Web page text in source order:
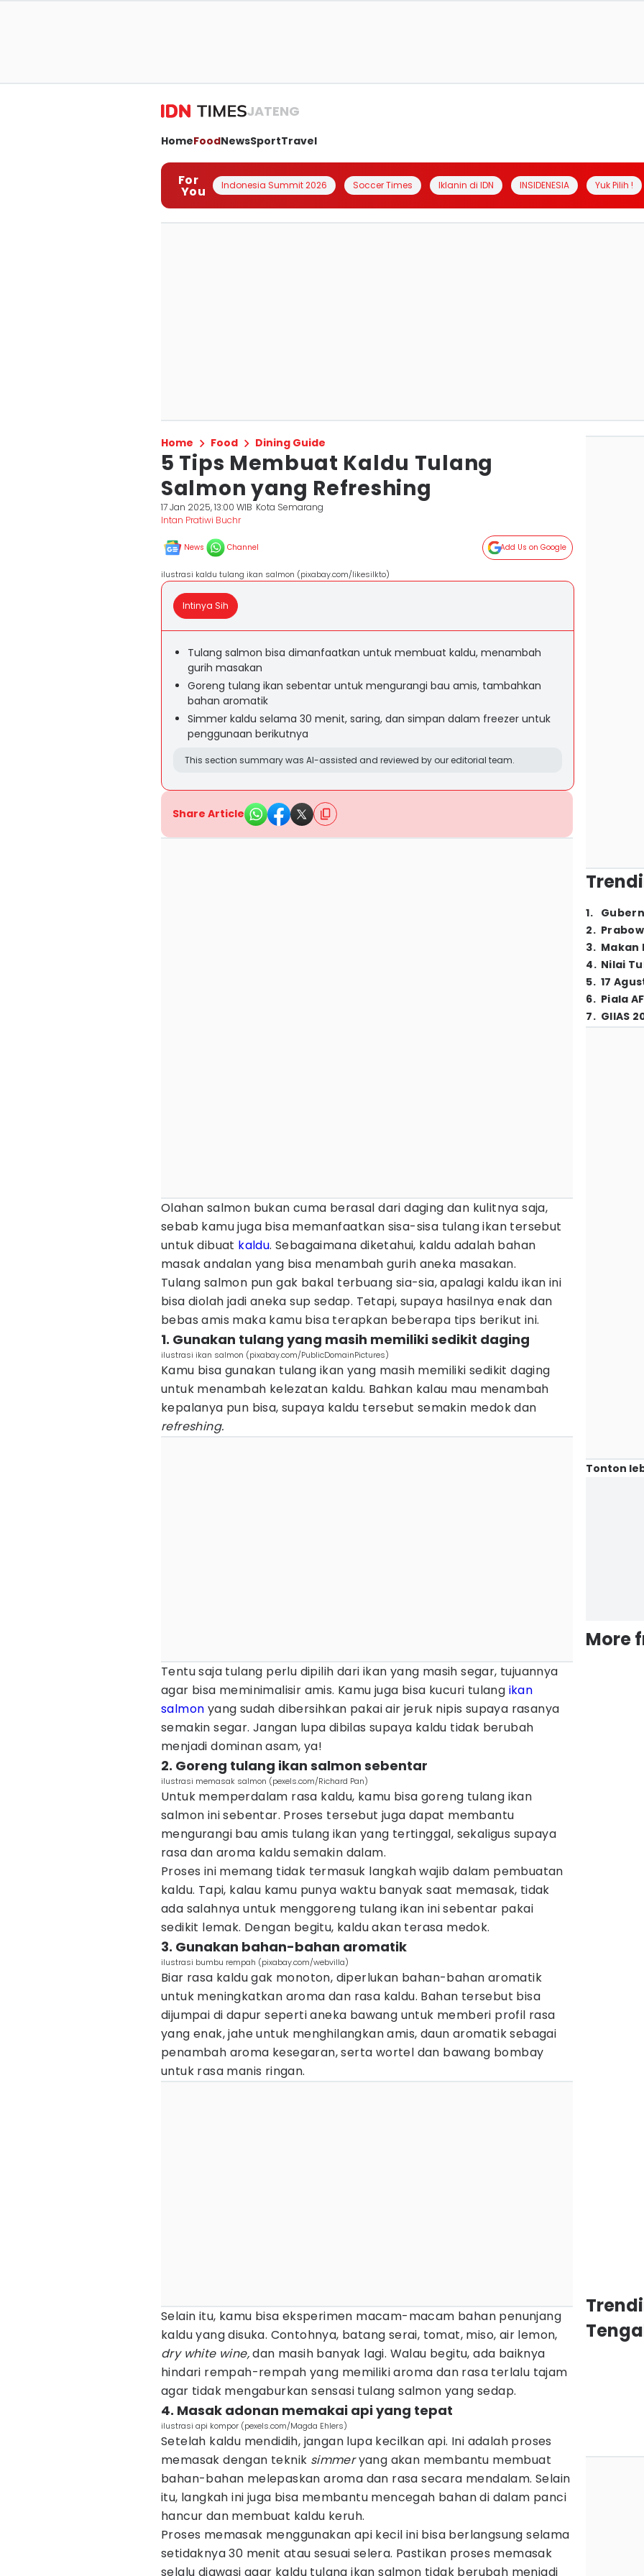
JATENG
HomeFoodNewsSportTravel
For
You Indonesia Summit 2026 Soccer Times Iklanin di IDN INSIDENESIA Yuk Pilih !
Home Food Dining Guide
5 Tips Membuat Kaldu Tulang
Salmon yang Refreshing
17 Jan 2025, 13:00 WIB Kota Semarang
Intan Pratiwi Buchr
News Channel Add Us on Google
ilustrasi kaldu tulang ikan salmon (pixabay.com/likesilkto)
Intinya Sih
Tulang salmon bisa dimanfaatkan untuk membuat kaldu, menambah
gurih masakan
Goreng tulang ikan sebentar untuk mengurangi bau amis, tambahkan
bahan aromatik
Simmer kaldu selama 30 menit, saring, dan simpan dalam freezer untuk
penggunaan berikutnya
This section summary was AI-assisted and reviewed by our editorial team.
Share Article
Olahan salmon bukan cuma berasal dari daging dan kulitnya saja,
sebab kamu juga bisa memanfaatkan sisa-sisa tulang ikan tersebut
untuk dibuat kaldu. Sebagaimana diketahui, kaldu adalah bahan
masak andalan yang bisa menambah gurih aneka masakan.
Tulang salmon pun gak bakal terbuang sia-sia, apalagi kaldu ikan ini
bisa diolah jadi aneka sup sedap. Tetapi, supaya hasilnya enak dan
bebas amis maka kamu bisa terapkan beberapa tips berikut ini.
1. Gunakan tulang yang masih memiliki sedikit daging
ilustrasi ikan salmon (pixabay.com/PublicDomainPictures)
Kamu bisa gunakan tulang ikan yang masih memiliki sedikit daging
untuk menambah kelezatan kaldu. Bahkan kalau mau menambah
kepalanya pun bisa, supaya kaldu tersebut semakin medok dan
refreshing.
Tentu saja tulang perlu dipilih dari ikan yang masih segar, tujuannya
agar bisa meminimalisir amis. Kamu juga bisa kucuri tulang ikan
salmon yang sudah dibersihkan pakai air jeruk nipis supaya rasanya
semakin segar. Jangan lupa dibilas supaya kaldu tidak berubah
menjadi dominan asam, ya!
2. Goreng tulang ikan salmon sebentar
ilustrasi memasak salmon (pexels.com/Richard Pan)
Untuk memperdalam rasa kaldu, kamu bisa goreng tulang ikan
salmon ini sebentar. Proses tersebut juga dapat membantu
mengurangi bau amis tulang ikan yang tertinggal, sekaligus supaya
rasa dan aroma kaldu semakin dalam.
Proses ini memang tidak termasuk langkah wajib dalam pembuatan
kaldu. Tapi, kalau kamu punya waktu banyak saat memasak, tidak
ada salahnya untuk menggoreng tulang ikan ini sebentar pakai
sedikit lemak. Dengan begitu, kaldu akan terasa medok.
3. Gunakan bahan-bahan aromatik
ilustrasi bumbu rempah (pixabay.com/webvilla)
Biar rasa kaldu gak monoton, diperlukan bahan-bahan aromatik
untuk meningkatkan aroma dan rasa kaldu. Bahan tersebut bisa
dijumpai di dapur seperti aneka bawang untuk memberi profil rasa
yang enak, jahe untuk menghilangkan amis, daun aromatik sebagai
penambah aroma kesegaran, serta wortel dan bawang bombay
untuk rasa manis ringan.
Selain itu, kamu bisa eksperimen macam-macam bahan penunjang
kaldu yang disuka. Contohnya, batang serai, tomat, miso, air lemon,
dry white wine,dan masih banyak lagi. Walau begitu, ada baiknya
hindari rempah-rempah yang memiliki aroma dan rasa terlalu tajam
agar tidak mengaburkan sensasi tulang salmon yang sedap.
4. Masak adonan memakai api yang tepat
ilustrasi api kompor (pexels.com/Magda Ehlers)
Setelah kaldu mendidih, jangan lupa kecilkan api. Ini adalah proses
memasak dengan teknik simmeryang akan membantu membuat
bahan-bahan melepaskan aroma dan rasa secara mendalam. Selain
itu, langkah ini juga bisa membantu mencegah bahan di dalam panci
hancur dan membuat kaldu keruh.
Proses memasak menggunakan api kecil ini bisa berlangsung selama
setidaknya 30 menit atau sesuai selera. Pastikan proses memasak
selalu diawasi agar kaldu tulang ikan salmon tidak berubah menjadi
1.
2.
3. Makan
4. Nilai
5. 17
6. Piala
7. GIIAS
Tonton
More